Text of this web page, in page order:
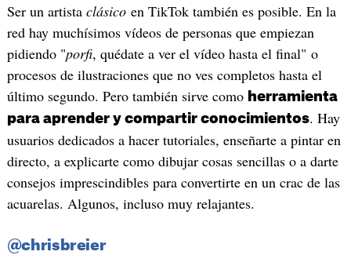
Ser un artista clásicoen TikTok también es posible. En la
red hay muchísimos vídeos de personas que empiezan
pidiendo "porfi, quédate a ver el vídeo hasta el final" o
procesos de ilustraciones que no ves completos hasta el
último segundo. Pero también sirve como herramienta
para aprender y compartir conocimientos. Hay
usuarios dedicados a hacer tutoriales, enseñarte a pintar en
directo, a explicarte como dibujar cosas sencillas o a darte
consejos imprescindibles para convertirte en un crac de las
acuarelas. Algunos, incluso muy relajantes.
@chrisbreier